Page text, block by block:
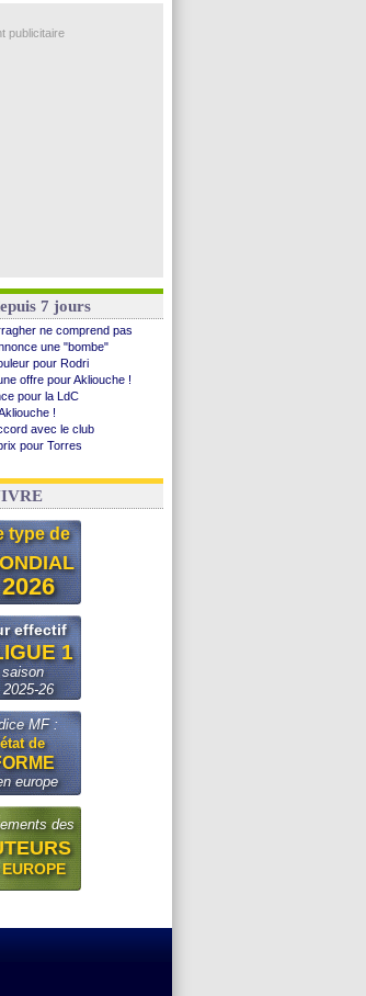
à son retour
publicitaire
7 jours
ne comprend pas
une "bombe"
pour Rodri
offre pour Akliouche !
pour la LdC
!
avec le club
pour Torres
type de
2026
effectif
1
saison
2025-26
MF :
de
europe
des